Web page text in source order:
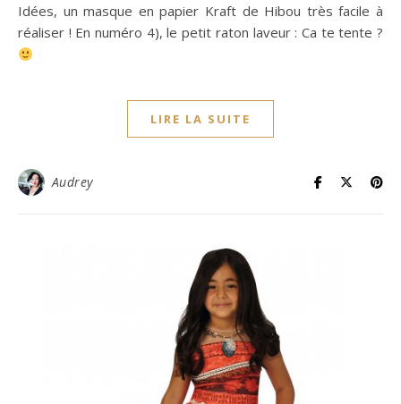
Idées, un masque en papier Kraft de Hibou très facile à
réaliser ! En numéro 4), le petit raton laveur : Ca te tente ?
LIRE LA SUITE
Audrey